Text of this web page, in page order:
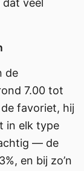
veel
de
7.00 tot
favoriet, hij
in elk type
— de
en bij zo’n